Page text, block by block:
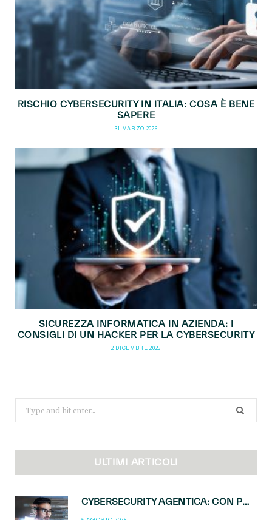
RISCHIO CYBERSECURITY IN ITALIA: COSA È BENE
SAPERE
31 MARZO 2026
SICUREZZA INFORMATICA IN AZIENDA: I
CONSIGLI DI UN HACKER PER LA CYBERSECURITY
2 DICEMBRE 2025
for:
ULTIMI ARTICOLI
CYBERSECURITY AGENTICA: CON PERCEPTION E MAI-CYBER-1-FLASH MICROSOFT APRE NUOVI SERVIZI PER IL CANALE